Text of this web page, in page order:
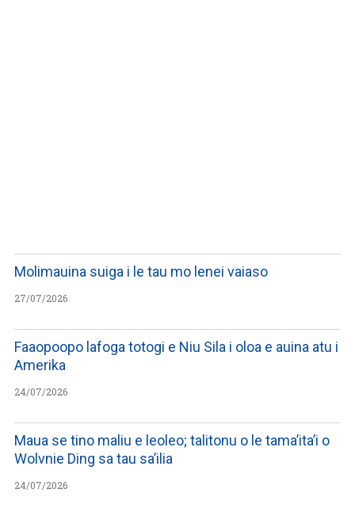
Molimauina suiga i le tau mo lenei vaiaso
27/07/2026
Faaopoopo lafoga totogi e Niu Sila i oloa e auina atu i
Amerika
24/07/2026
Maua se tino maliu e leoleo; talitonu o le tama’ita’i o
Wolvnie Ding sa tau sa’ilia
24/07/2026